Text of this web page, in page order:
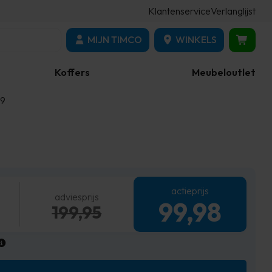
KlantenserviceVerlanglijst
MIJN TIMCO WINKELS
Koffers Meubeloutlet
adviesprijs
199,95
actieprijs
99,98